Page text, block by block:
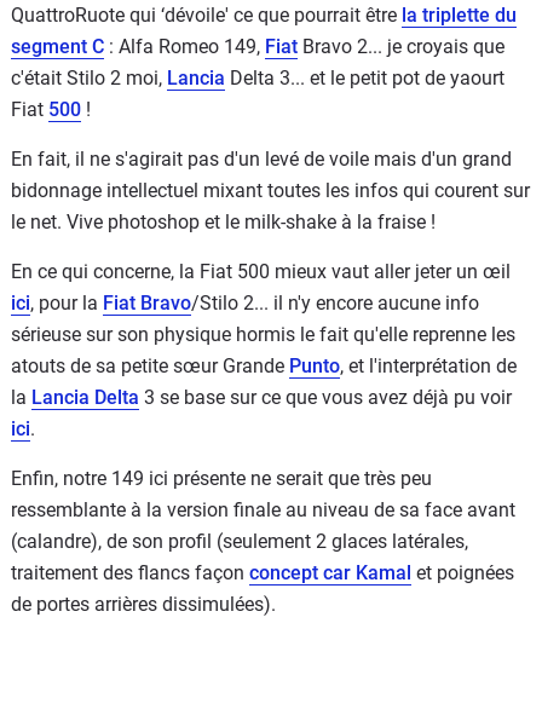
QuattroRuote qui ‘dévoile' ce que pourrait être la triplette du
segment C : Alfa Romeo 149, Fiat Bravo 2... je croyais que
c'était Stilo 2 moi, Lancia Delta 3... et le petit pot de yaourt
Fiat 500 !
En fait, il ne s'agirait pas d'un levé de voile mais d'un grand
bidonnage intellectuel mixant toutes les infos qui courent sur
le net. Vive photoshop et le milk-shake à la fraise !
En ce qui concerne, la Fiat 500 mieux vaut aller jeter un œil
ici, pour la Fiat Bravo/Stilo 2... il n'y encore aucune info
sérieuse sur son physique hormis le fait qu'elle reprenne les
atouts de sa petite sœur Grande Punto, et l'interprétation de
la Lancia Delta 3 se base sur ce que vous avez déjà pu voir
ici.
Enfin, notre 149 ici présente ne serait que très peu
ressemblante à la version finale au niveau de sa face avant
(calandre), de son profil (seulement 2 glaces latérales,
traitement des flancs façon concept car Kamal et poignées
de portes arrières dissimulées).